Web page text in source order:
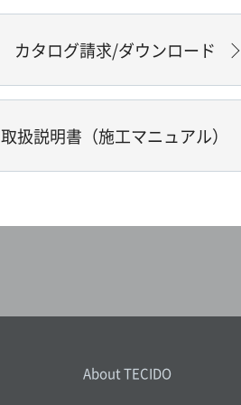
カタログ請求/ダウンロード
取扱説明書（施工マニュアル）
About TECIDO